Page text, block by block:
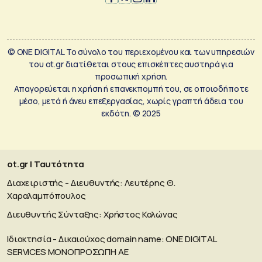
© ONE DIGITAL Το σύνολο του περιεχομένου και των υπηρεσιών
του ot.gr διατίθεται στους επισκέπτες αυστηρά για
προσωπική χρήση.
Απαγορεύεται η χρήση ή επανεκπομπή του, σε οποιοδήποτε
μέσο, μετά ή άνευ επεξεργασίας, χωρίς γραπτή άδεια του
εκδότη. © 2025
ot.gr | Ταυτότητα
Διαχειριστής - Διευθυντής: Λευτέρης Θ.
Χαραλαμπόπουλος
Διευθυντής Σύνταξης: Χρήστος Κολώνας
Ιδιοκτησία - Δικαιούχος domain name: ΟΝΕ DIGITAL
SERVICES MONOΠΡΟΣΩΠΗ ΑΕ